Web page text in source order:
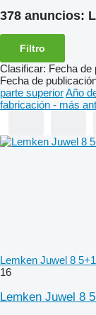
378 anuncios:
Filtro
Clasificar: Fecha de
Fecha de
parte superiorAño
fabricación - más
Lemken Juwel 8
16
Lemken Juwel 8